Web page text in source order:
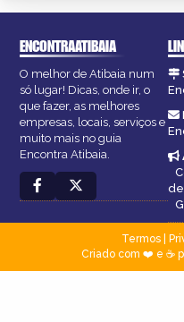
ENCONTRAATIBAIA
O melhor de Atibaia num
só lugar! Dicas, onde ir, o
que fazer, as melhores
empresas, locais, serviços e
muito mais no guia
Encontra Atibaia.
Termos|
Criado com ❤️ e ☕